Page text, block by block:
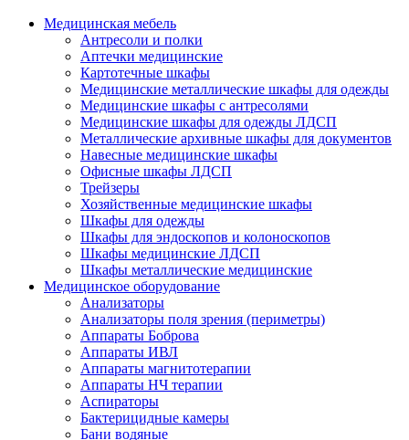
Медицинская мебель
Антресоли и полки
Аптечки медицинские
Картотечные шкафы
Медицинские металлические шкафы для одежды
Медицинские шкафы c антресолями
Медицинские шкафы для одежды ЛДСП
Металлические архивные шкафы для документов
Навесные медицинские шкафы
Офисные шкафы ЛДСП
Трейзеры
Хозяйственные медицинские шкафы
Шкафы для одежды
Шкафы для эндоскопов и колоноскопов
Шкафы медицинские ЛДСП
Шкафы металлические медицинские
Медицинское оборудование
Анализаторы
Анализаторы поля зрения (периметры)
Аппараты Боброва
Аппараты ИВЛ
Аппараты магнитотерапии
Аппараты НЧ терапии
Аспираторы
Бактерицидные камеры
Бани водяные